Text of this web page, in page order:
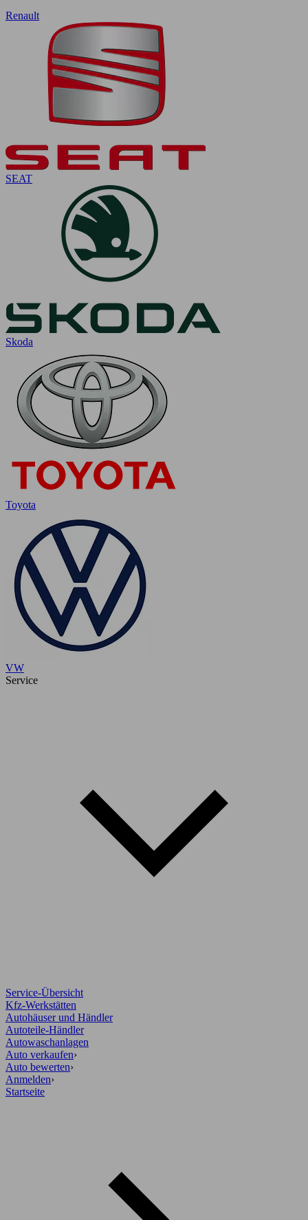
Renault
SEAT
Skoda
Toyota
VW
Service
Service-Übersicht
Kfz-Werkstätten
Autohäuser und Händler
Autoteile-Händler
Autowaschanlagen
Auto verkaufen›
Auto bewerten›
Anmelden›
Startseite